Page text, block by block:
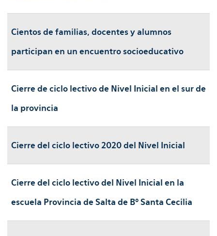
Cientos de familias, docentes y alumnos
participan en un encuentro socioeducativo
Cierre de ciclo lectivo de Nivel Inicial en el sur de
la provincia
Cierre del ciclo lectivo 2020 del Nivel Inicial
Cierre del ciclo lectivo del Nivel Inicial en la
escuela Provincia de Salta de Bº Santa Cecilia